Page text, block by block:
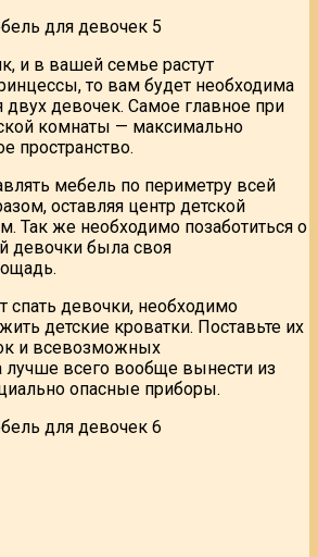
и в вашей семье растут
то вам будет необходима
двух девочек. Самое главное при
комнаты — максимально
пространство.
мебель по периметру всей
оставляя центр детской
Так же необходимо позаботиться о
девочки была своя
спать девочки, необходимо
детские кроватки. Поставьте их
и всевозможных
лучше всего вообще вынести из
опасные приборы.